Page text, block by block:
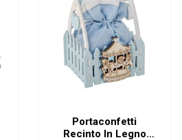
Portaconfetti
Recinto In Legno